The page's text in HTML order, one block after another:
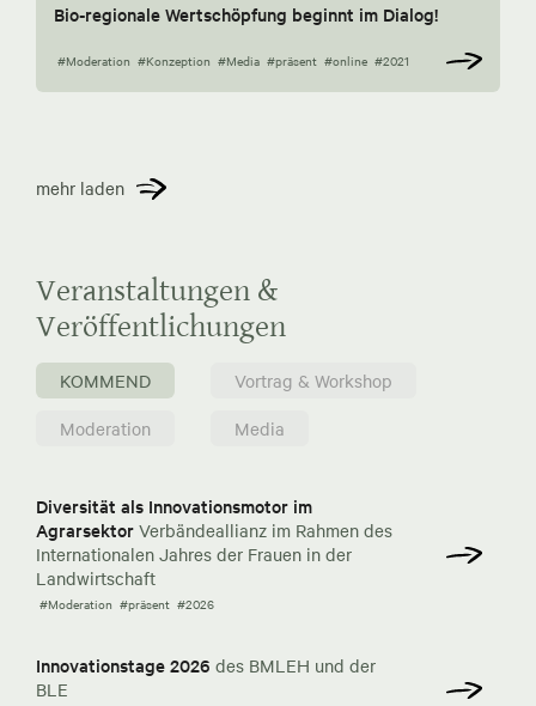
Bio-regionale Wertschöpfung beginnt im Dialog!
#Moderation #Konzeption #Media #präsent #online #2021
mehr laden
Veranstaltungen &
Veröffentlichungen
KOMMEND
Vortrag & Workshop
Moderation
Media
Diversität als Innovationsmotor im
Agrarsektor Verbändeallianz im Rahmen des
Internationalen Jahres der Frauen in der
Landwirtschaft
#Moderation #präsent #2026
Innovationstage 2026 des BMLEH und der
BLE